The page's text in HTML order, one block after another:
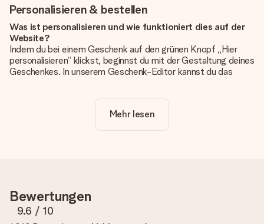
Personalisieren & bestellen
Was ist personalisieren und wie funktioniert dies auf der
Website?
Indem du bei einem Geschenk auf den grünen Knopf „Hier
personalisieren“ klickst, beginnst du mit der Gestaltung deines
Geschenkes. In unserem Geschenk-Editor kannst du das
noch eines unserer angebotenen Designs, um deinem
Geschenk die perfekte Ausstrahlung zu verleihen.
Wir möchten sicherstellen, dass du mit deinem Geschenk
rundum zufrieden bist. Deshalb ist es wichtig, qualitativ
hochwertige Fotos zu verwenden. Wenn du dir nicht sicher
Mehr lesen
Bewertungen
9.6 / 10